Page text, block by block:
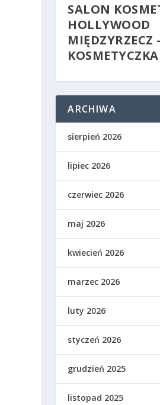
SALON
HOLLYWOOD
MIĘDZYRZECZ
KOSMETYCZKA
ARCHIWA
sierpień 2026
lipiec 2026
czerwiec 2026
maj 2026
kwiecień 2026
marzec 2026
luty 2026
styczeń 2026
grudzień 2025
listopad 2025